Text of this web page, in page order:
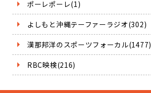
ポーレポーレ(1)
よしもと沖縄テーファーラジオ(302)
漢那邦洋のスポーツフォーカル(1477)
RBC映検(216)